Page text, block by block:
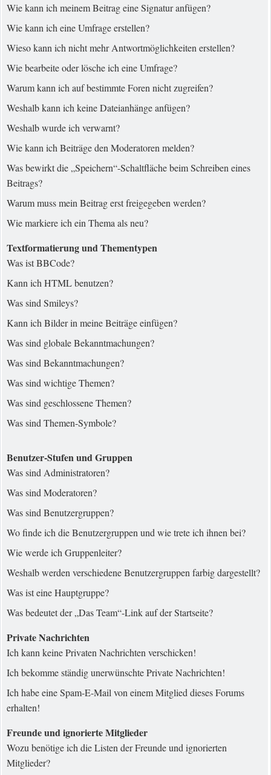
Wie kann ich meinem Beitrag eine Signatur anfügen?
Wie kann ich eine Umfrage erstellen?
Wieso kann ich nicht mehr Antwortmöglichkeiten erstellen?
Wie bearbeite oder lösche ich eine Umfrage?
Warum kann ich auf bestimmte Foren nicht zugreifen?
Weshalb kann ich keine Dateianhänge anfügen?
Weshalb wurde ich verwarnt?
Wie kann ich Beiträge den Moderatoren melden?
Was bewirkt die „Speichern“-Schaltfläche beim Schreiben eines
Beitrags?
Warum muss mein Beitrag erst freigegeben werden?
Wie markiere ich ein Thema als neu?
Textformatierung und Thementypen
Was ist BBCode?
Kann ich HTML benutzen?
Was sind Smileys?
Kann ich Bilder in meine Beiträge einfügen?
Was sind globale Bekanntmachungen?
Was sind Bekanntmachungen?
Was sind wichtige Themen?
Was sind geschlossene Themen?
Was sind Themen-Symbole?
Benutzer-Stufen und Gruppen
Was sind Administratoren?
Was sind Moderatoren?
Was sind Benutzergruppen?
Wo finde ich die Benutzergruppen und wie trete ich ihnen bei?
Wie werde ich Gruppenleiter?
Weshalb werden verschiedene Benutzergruppen farbig dargestellt?
Was ist eine Hauptgruppe?
Was bedeutet der „Das Team“-Link auf der Startseite?
Private Nachrichten
Ich kann keine Privaten Nachrichten verschicken!
Ich bekomme ständig unerwünschte Private Nachrichten!
Ich habe eine Spam-E-Mail von einem Mitglied dieses Forums
erhalten!
Freunde und ignorierte Mitglieder
Wozu benötige ich die Listen der Freunde und ignorierten
Mitglieder?